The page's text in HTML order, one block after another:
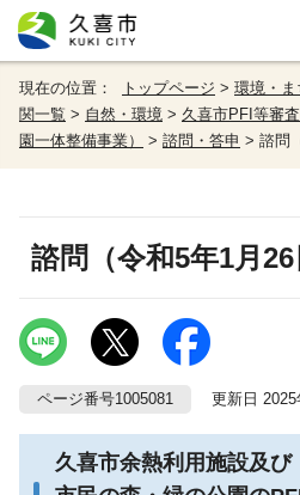
現在の位置： トップページ > 環境・ま
関一覧 > 自然・環境 > 久喜市PFI等審
園一体整備事業）
> 諮問・答申 > 諮問
諮問（令和5年1月26
ページ番号1005081 更新日 2025
久喜市余熱利用施設及